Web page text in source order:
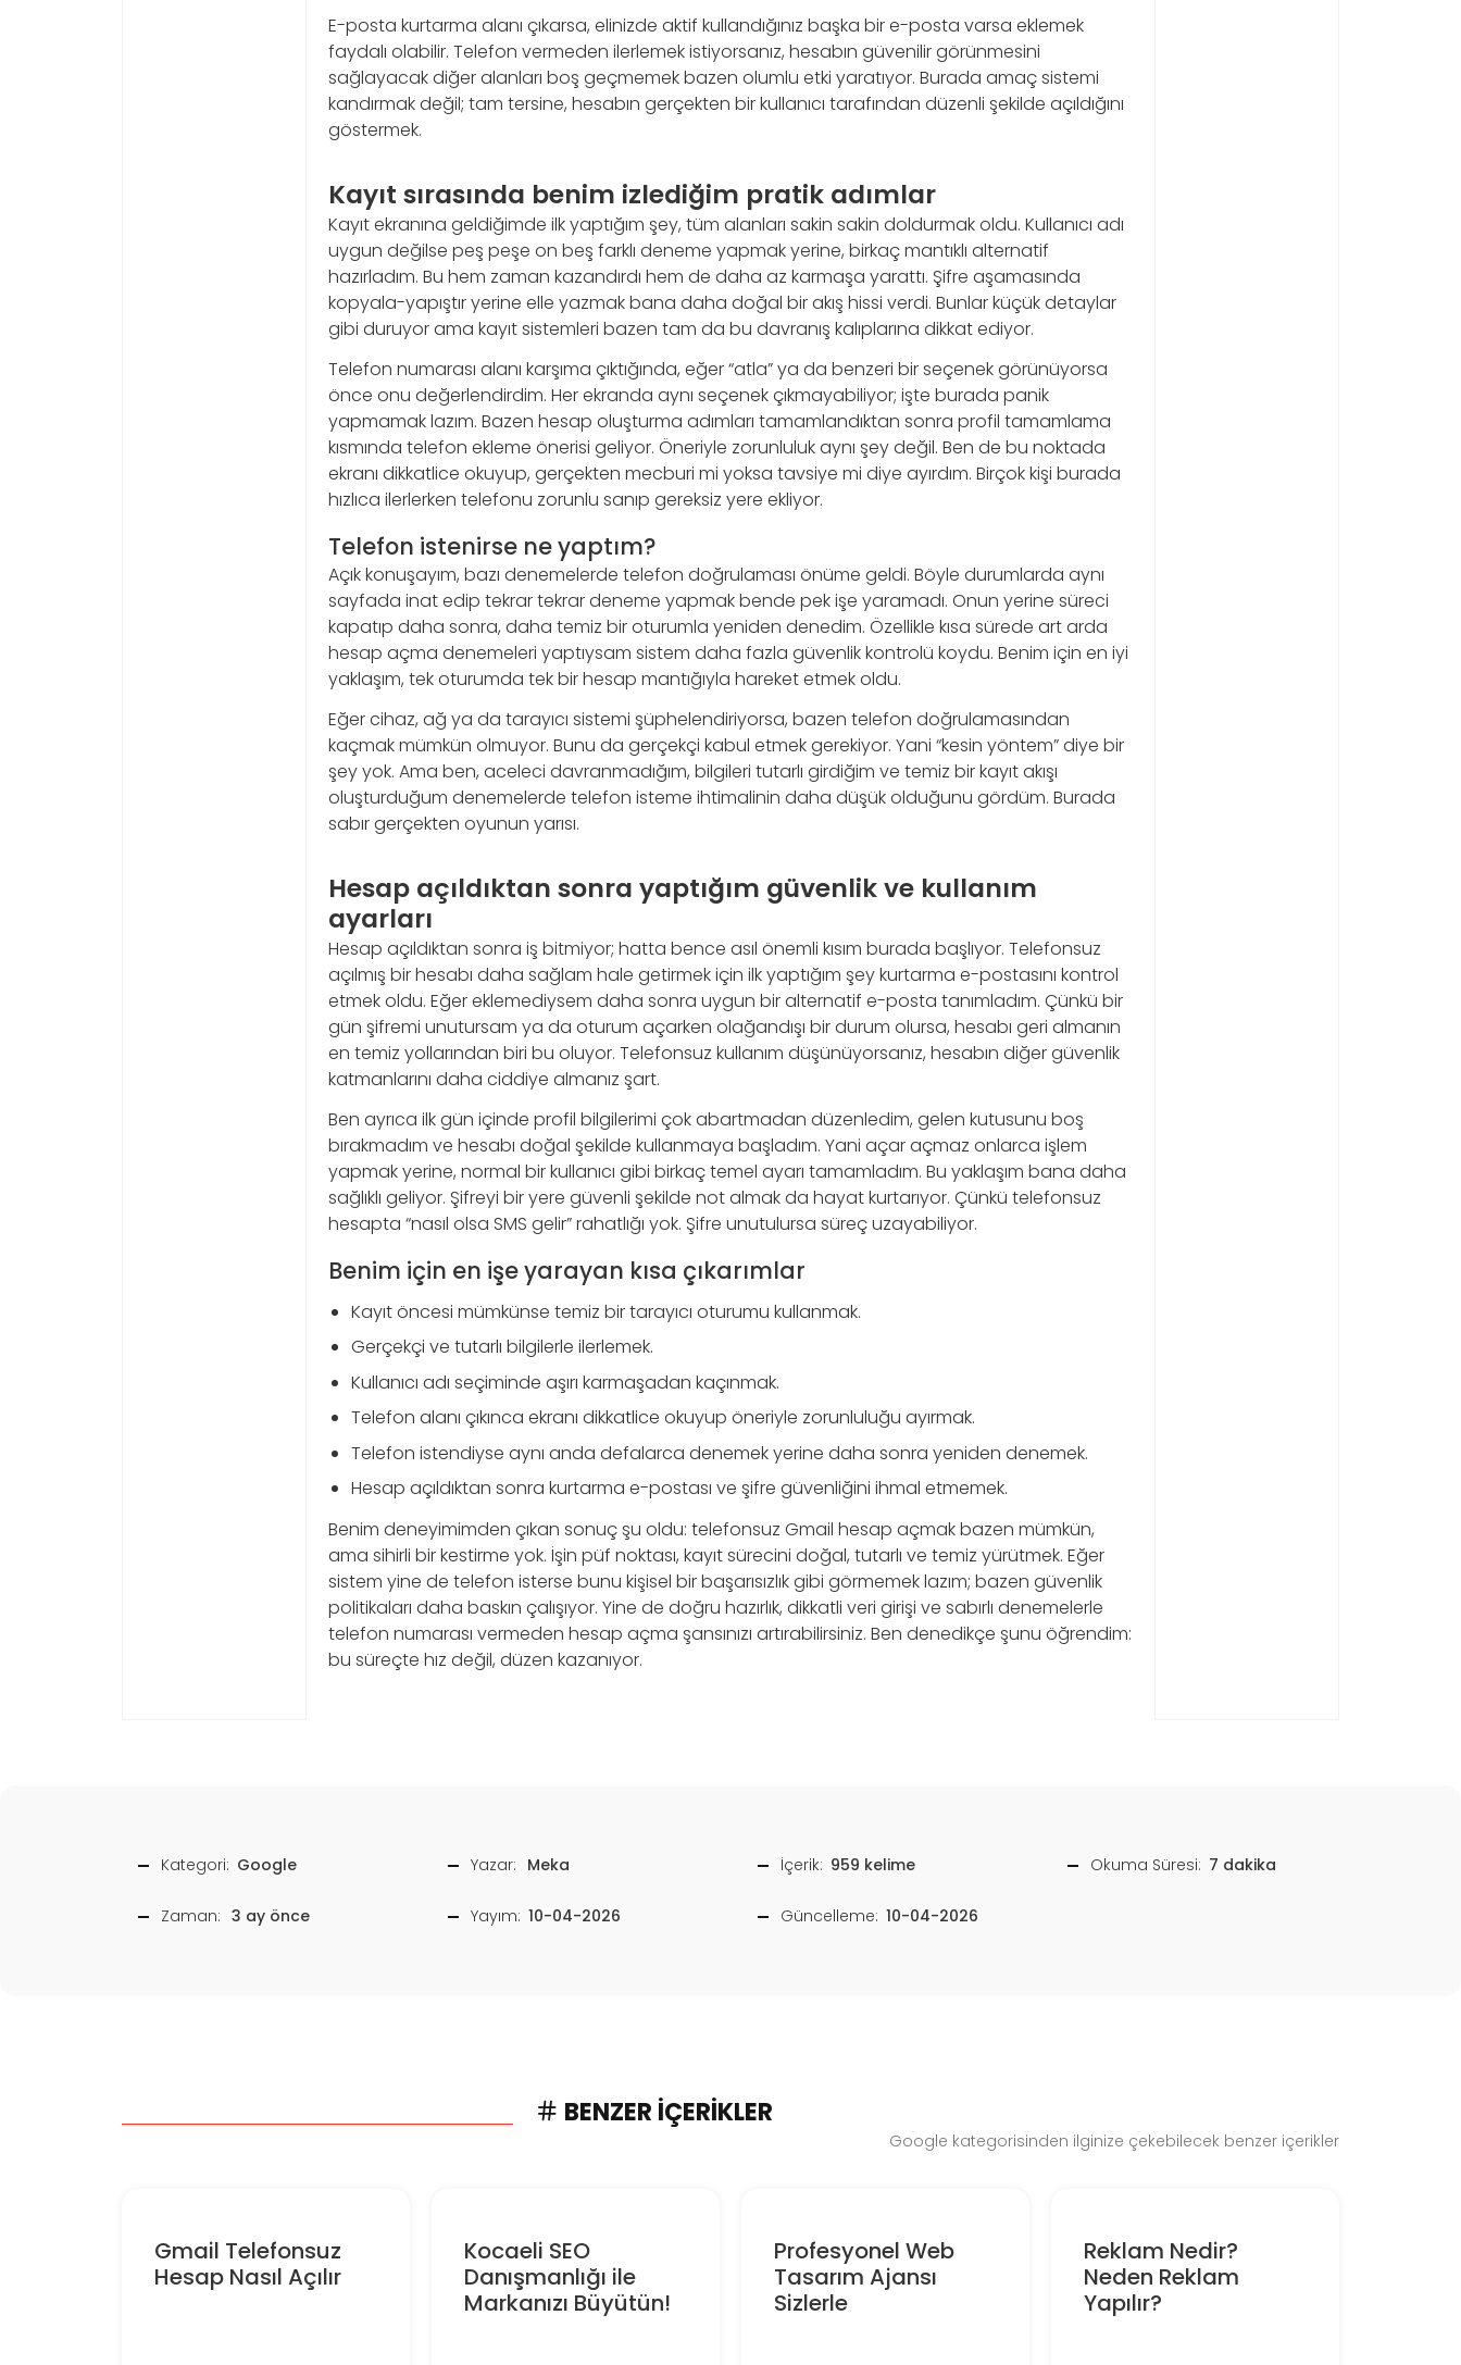
E-posta kurtarma alanı çıkarsa, elinizde aktif kullandığınız başka bir e-posta varsa eklemek
faydalı olabilir. Telefon vermeden ilerlemek istiyorsanız, hesabın güvenilir görünmesini
sağlayacak diğer alanları boş geçmemek bazen olumlu etki yaratıyor. Burada amaç sistemi
kandırmak değil; tam tersine, hesabın gerçekten bir kullanıcı tarafından düzenli şekilde açıldığını
göstermek.
Kayıt sırasında benim izlediğim pratik adımlar
Kayıt ekranına geldiğimde ilk yaptığım şey, tüm alanları sakin sakin doldurmak oldu. Kullanıcı adı
uygun değilse peş peşe on beş farklı deneme yapmak yerine, birkaç mantıklı alternatif
hazırladım. Bu hem zaman kazandırdı hem de daha az karmaşa yarattı. Şifre aşamasında
kopyala-yapıştır yerine elle yazmak bana daha doğal bir akış hissi verdi. Bunlar küçük detaylar
gibi duruyor ama kayıt sistemleri bazen tam da bu davranış kalıplarına dikkat ediyor.
Telefon numarası alanı karşıma çıktığında, eğer “atla” ya da benzeri bir seçenek görünüyorsa
önce onu değerlendirdim. Her ekranda aynı seçenek çıkmayabiliyor; işte burada panik
yapmamak lazım. Bazen hesap oluşturma adımları tamamlandıktan sonra profil tamamlama
kısmında telefon ekleme önerisi geliyor. Öneriyle zorunluluk aynı şey değil. Ben de bu noktada
ekranı dikkatlice okuyup, gerçekten mecburi mi yoksa tavsiye mi diye ayırdım. Birçok kişi burada
hızlıca ilerlerken telefonu zorunlu sanıp gereksiz yere ekliyor.
Telefon istenirse ne yaptım?
Açık konuşayım, bazı denemelerde telefon doğrulaması önüme geldi. Böyle durumlarda aynı
sayfada inat edip tekrar tekrar deneme yapmak bende pek işe yaramadı. Onun yerine süreci
kapatıp daha sonra, daha temiz bir oturumla yeniden denedim. Özellikle kısa sürede art arda
hesap açma denemeleri yaptıysam sistem daha fazla güvenlik kontrolü koydu. Benim için en iyi
yaklaşım, tek oturumda tek bir hesap mantığıyla hareket etmek oldu.
Eğer cihaz, ağ ya da tarayıcı sistemi şüphelendiriyorsa, bazen telefon doğrulamasından
kaçmak mümkün olmuyor. Bunu da gerçekçi kabul etmek gerekiyor. Yani “kesin yöntem” diye bir
şey yok. Ama ben, aceleci davranmadığım, bilgileri tutarlı girdiğim ve temiz bir kayıt akışı
oluşturduğum denemelerde telefon isteme ihtimalinin daha düşük olduğunu gördüm. Burada
sabır gerçekten oyunun yarısı.
Hesap açıldıktan sonra yaptığım güvenlik ve kullanım
ayarları
Hesap açıldıktan sonra iş bitmiyor; hatta bence asıl önemli kısım burada başlıyor. Telefonsuz
açılmış bir hesabı daha sağlam hale getirmek için ilk yaptığım şey kurtarma e-postasını kontrol
etmek oldu. Eğer eklemediysem daha sonra uygun bir alternatif e-posta tanımladım. Çünkü bir
gün şifremi unutursam ya da oturum açarken olağandışı bir durum olursa, hesabı geri almanın
en temiz yollarından biri bu oluyor. Telefonsuz kullanım düşünüyorsanız, hesabın diğer güvenlik
katmanlarını daha ciddiye almanız şart.
Ben ayrıca ilk gün içinde profil bilgilerimi çok abartmadan düzenledim, gelen kutusunu boş
bırakmadım ve hesabı doğal şekilde kullanmaya başladım. Yani açar açmaz onlarca işlem
yapmak yerine, normal bir kullanıcı gibi birkaç temel ayarı tamamladım. Bu yaklaşım bana daha
sağlıklı geliyor. Şifreyi bir yere güvenli şekilde not almak da hayat kurtarıyor. Çünkü telefonsuz
hesapta “nasıl olsa SMS gelir” rahatlığı yok. Şifre unutulursa süreç uzayabiliyor.
Benim için en işe yarayan kısa çıkarımlar
Kayıt öncesi mümkünse temiz bir tarayıcı oturumu kullanmak.
Gerçekçi ve tutarlı bilgilerle ilerlemek.
Kullanıcı adı seçiminde aşırı karmaşadan kaçınmak.
Telefon alanı çıkınca ekranı dikkatlice okuyup öneriyle zorunluluğu ayırmak.
Telefon istendiyse aynı anda defalarca denemek yerine daha sonra yeniden denemek.
Hesap açıldıktan sonra kurtarma e-postası ve şifre güvenliğini ihmal etmemek.
Benim deneyimimden çıkan sonuç şu oldu: telefonsuz Gmail hesap açmak bazen mümkün,
ama sihirli bir kestirme yok. İşin püf noktası, kayıt sürecini doğal, tutarlı ve temiz yürütmek. Eğer
sistem yine de telefon isterse bunu kişisel bir başarısızlık gibi görmemek lazım; bazen güvenlik
politikaları daha baskın çalışıyor. Yine de doğru hazırlık, dikkatli veri girişi ve sabırlı denemelerle
telefon numarası vermeden hesap açma şansınızı artırabilirsiniz. Ben denedikçe şunu öğrendim:
bu süreçte hız değil, düzen kazanıyor.
Kategori: Google Yazar: Meka İçerik: 959 kelime Okuma Süresi: 7 dakika
Zaman: 3 ay önce Yayım: 10-04-2026 Güncelleme: 10-04-2026
BENZER İÇERIKLER
Google kategorisinden ilginize çekebilecek benzer içerikler
Gmail Telefonsuz
Hesap Nasıl Açılır
Kocaeli SEO
Danışmanlığı ile
Markanızı Büyütün!
Profesyonel Web
Tasarım Ajansı
Sizlerle
Reklam Nedir?
Neden Reklam
Yapılır?